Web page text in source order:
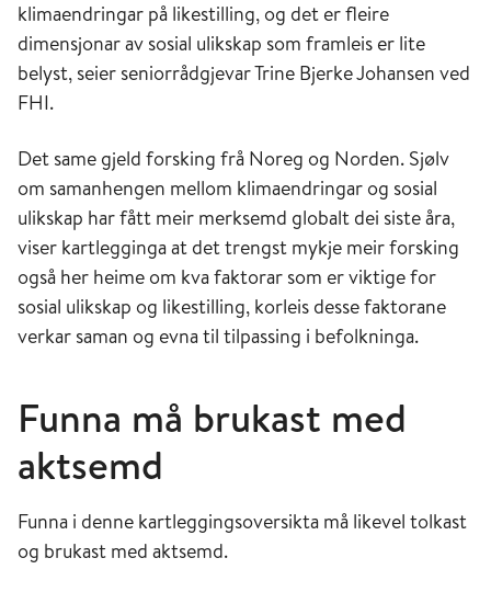
klimaendringar på likestilling, og det er fleire
dimensjonar av sosial ulikskap som framleis er lite
belyst, seier seniorrådgjevar Trine Bjerke Johansen ved
FHI.
Det same gjeld forsking frå Noreg og Norden. Sjølv
om samanhengen mellom klimaendringar og sosial
ulikskap har fått meir merksemd globalt dei siste åra,
viser kartlegginga at det trengst mykje meir forsking
også her heime om kva faktorar som er viktige for
sosial ulikskap og likestilling, korleis desse faktorane
verkar saman og evna til tilpassing i befolkninga.
Funna må brukast med
aktsemd
Funna i denne kartleggingsoversikta må likevel tolkast
og brukast med aktsemd.